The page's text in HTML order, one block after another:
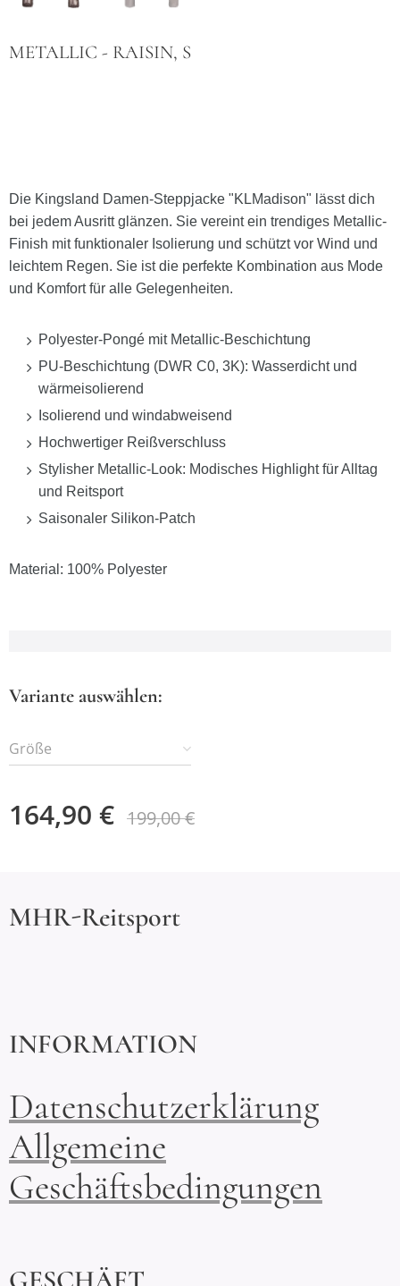
METALLIC - RAISIN, S
Die Kingsland Damen-Steppjacke "KLMadison" lässt dich
bei jedem Ausritt glänzen. Sie vereint ein trendiges Metallic-
Finish mit funktionaler Isolierung und schützt vor Wind und
leichtem Regen. Sie ist die perfekte Kombination aus Mode
und Komfort für alle Gelegenheiten.
Polyester-Pongé mit Metallic-Beschichtung
PU-Beschichtung (DWR C0, 3K): Wasserdicht und
wärmeisolierend
Isolierend und windabweisend
Hochwertiger Reißverschluss
Stylisher Metallic-Look: Modisches Highlight für Alltag
und Reitsport
Saisonaler Silikon-Patch
Material: 100% Polyester
Variante auswählen:
Größe
164,90 € 199,00€
MHR-Reitsport
INFORMATION
Datenschutzerklärung
Allgemeine
Geschäftsbedingungen